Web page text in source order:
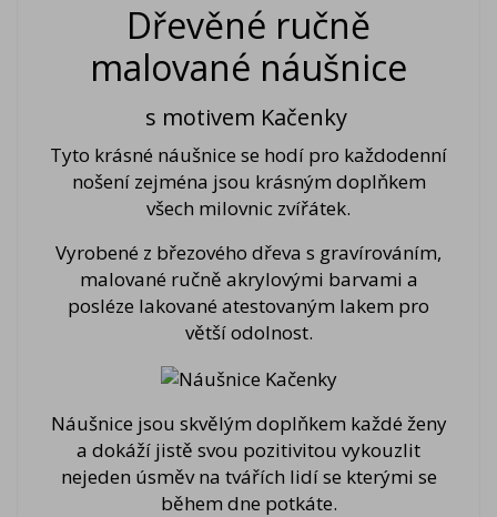
Dřevěné ručně
malované náušnice
s motivem Kačenky
Tyto krásné náušnice se hodí pro každodenní
nošení zejména jsou krásným doplňkem
všech milovnic zvířátek.
Vyrobené z březového dřeva s gravírováním,
malované ručně akrylovými barvami a
posléze lakované atestovaným lakem pro
větší odolnost.
Náušnice jsou skvělým doplňkem každé ženy
a dokáží jistě svou pozitivitou vykouzlit
nejeden úsměv na tvářích lidí se kterými se
během dne potkáte.